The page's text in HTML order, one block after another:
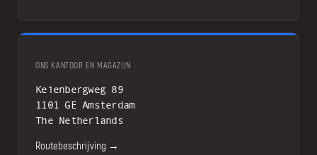
ONS KANTOOR EN MAGAZIJN
Keienbergweg 89
1101 GE Amsterdam
The Netherlands
Routebeschrijving →